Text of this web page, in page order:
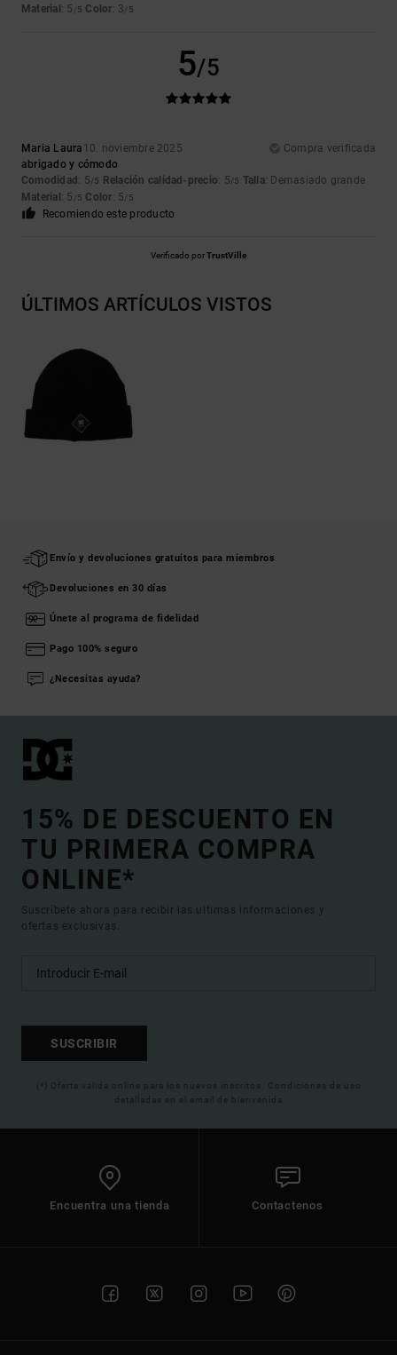
Material : 5 /5 Color: 3/5
5/5
Maria Laura 10. noviembre 2025
Compra verificada
abrigado y cómodo
Comodidad : 5/5 Relación calidad-precio: 5/5 Talla: Demasiado grande
Material : 5 /5 Color: 5/5
Recomiendo este producto
Verificado porTrustVille
ÚLTIMOS ARTÍCULOS VISTOS
Envío y devoluciones gratuitos para miembros
Devoluciones en 30 días
Únete al programa de fidelidad
Pago 100% seguro
¿Necesitas ayuda?
15% DE DESCUENTO EN
TU PRIMERA COMPRA
ONLINE*
Suscríbete ahora para recibir las ultimas informaciones y
ofertas exclusivas.
SUSCRIBIR
(*) Oferta valida online para los nuevos inscritos. Condiciones de uso
detalladas en el email de bienvenida
Encuentra una tienda Contactenos